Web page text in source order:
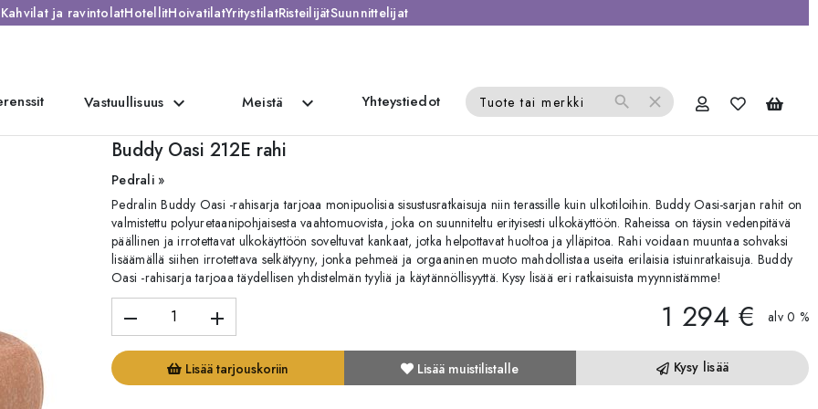
Kahvilat ja ravintolatHotellitHoivatilatYritystilatRisteilijätSuunnittelijat
Vastuullisuus expand_more Meistä expand_more Yhteystiedot Tuote tai merkki search close
Buddy Oasi 212E rahi
Pedrali »
Pedralin Buddy Oasi -rahisarja tarjoaa monipuolisia sisustusratkaisuja niin terassille kuin ulkotiloihin. Buddy Oasi-sarjan rahit on
valmistettu polyuretaanipohjaisesta vaahtomuovista, joka on suunniteltu erityisesti ulkokäyttöön. Raheissa on täysin vedenpitävä
päällinen ja irrotettavat ulkokäyttöön soveltuvat kankaat, jotka helpottavat huoltoa ja ylläpitoa. Rahi voidaan muuntaa sohvaksi
lisäämällä siihen irrotettava selkätyyny, jonka pehmeä ja orgaaninen muoto mahdollistaa useita erilaisia istuinratkaisuja. Buddy
Oasi -rahisarja tarjoaa täydellisen yhdistelmän tyyliä ja käytännöllisyyttä. Kysy lisää eri ratkaisuista myynnistämme!
remove add 1 294 € alv 0 %
Lisää tarjouskoriin Lisää muistilistalle Kysy lisää